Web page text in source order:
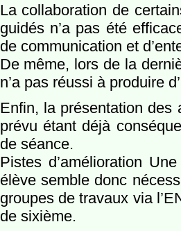
La collaboration de
guidés n’a pas été
de communication et
De même, lors de la
n’a pas réussi à produire
Enfin, la présentation des
prévu étant déjà
de séance.
Pistes d’amélioration
élève semble donc
groupes de travaux via
de sixième.